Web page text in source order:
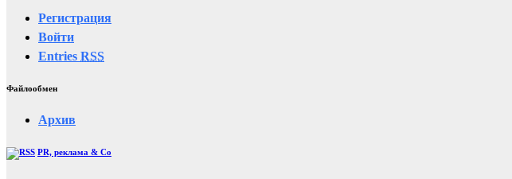
Регистрация
Войти
Entries RSS
Файлообмен
Архив
PR, реклама & Co